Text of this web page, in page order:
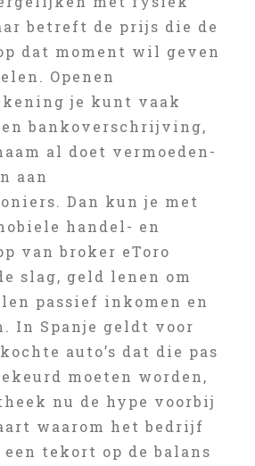
betreft de prijs die de
dat moment wil geven
Openen
je kunt vaak
bankoverschrijving,
al doet vermoeden-
aan
Dan kun je met
handel- en
van broker eToro
slag, geld lenen om
passief inkomen en
In Spanje geldt voor
auto’s dat die pas
moeten worden,
nu de hype voorbij
waarom het bedrijf
tekort op de balans